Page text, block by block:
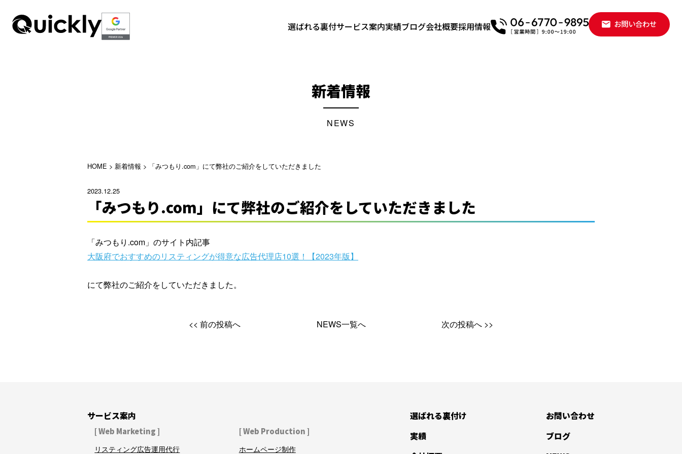
選ばれる裏付サービス案内実績ブログ会社概要採用情報 お問い合わせ
新着情報
NEWS
HOME > 新着情報 > 「みつもり.com」にて弊社のご紹介をしていただきました
2023.12.25
「みつもり.com」にて弊社のご紹介をしていただきました
「みつもり.com」のサイト内記事
大阪府でおすすめのリスティングが得意な広告代理店10選！【2023年版】
にて弊社のご紹介をしていただきました。
前の投稿へ NEWS一覧へ 次の投稿へ
サービス案内
[ Web Marketing ]
リスティング広告運用代行
[ Web Production ]
ホームページ制作
選ばれる裏付け
実績
お問い合わせ
ブログ